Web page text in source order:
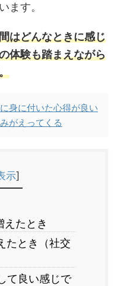
ます。
はどんなときに感じ
体験も踏まえながら
身に付いた心得が良い
がえってくる
示]
えたとき
たとき（社交
て良い感じで